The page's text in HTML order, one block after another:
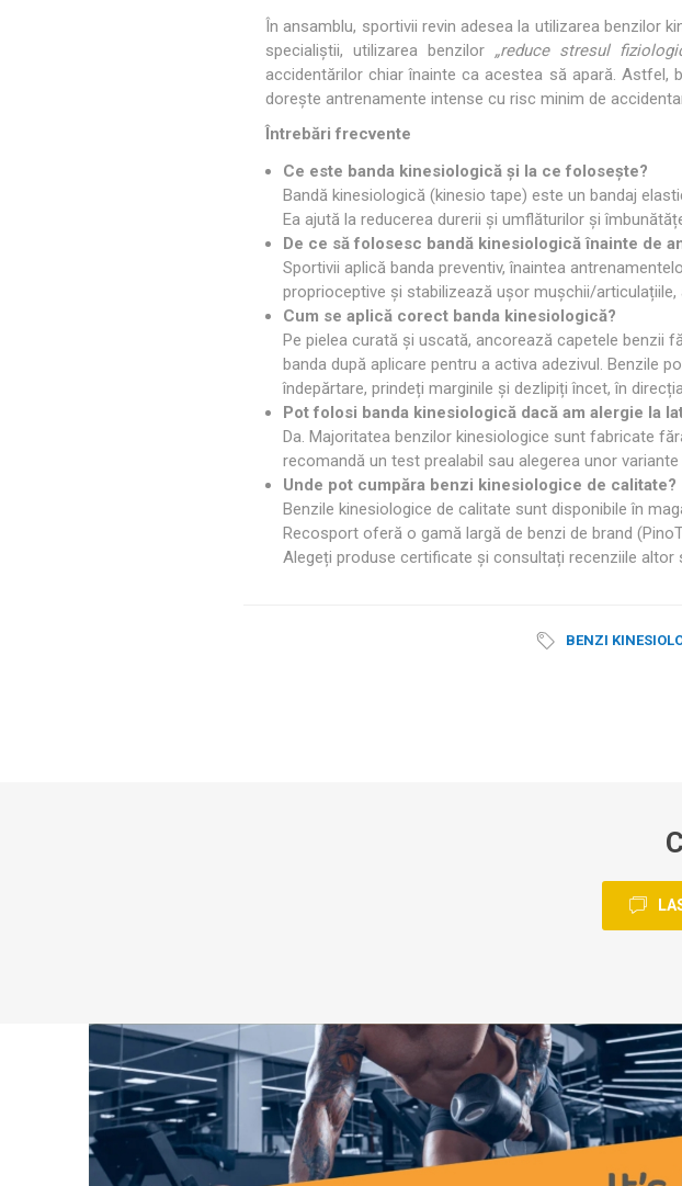
În ansamblu, sportivii revin adesea la utilizarea benzilor
specialiștii, utilizarea benzilor „reduce stresul
accidentărilor chiar înainte ca acestea să apară.
dorește antrenamente intense cu risc minim de
Întrebări frecvente
Ce este banda kinesiologică și la ce folosește?
Bandă kinesiologică (kinesio tape) este un bandaj
Ea ajută la reducerea durerii și umflăturilor și
De ce să folosesc bandă kinesiologică înainte de
Sportivii aplică banda preventiv, înaintea
proprioceptive și stabilizează ușor mușchii/
Cum se aplică corect banda kinesiologică?
Pe pielea curată și uscată, ancorează capetele benzii
banda după aplicare pentru a activa adezivul. Benzile
îndepărtare, prindeți marginile și dezlipiți încet, în
Pot folosi banda kinesiologică dacă am alergie la
Da. Majoritatea benzilor kinesiologice sunt fabricate
recomandă un test prealabil sau alegerea unor
Unde pot cumpăra benzi kinesiologice de calitate?
Benzile kinesiologice de calitate sunt disponibile în
Recosport oferă o gamă largă de benzi de brand
Alegeți produse certificate și consultați recenziile
BENZI